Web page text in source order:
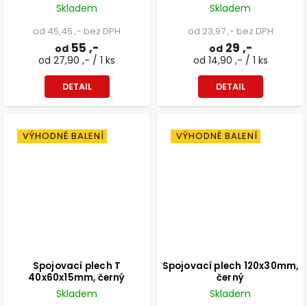
Skladem
od 45,45 ,- bez DPH
od 55 ,-
od 27,90 ,- / 1 ks
DETAIL
Skladem
od 23,97 ,- bez DPH
od29 ,-
od 14,90 ,- / 1 ks
DETAIL
VÝHODNÉ BALENÍ
Spojovací plech T
40x60x15mm, černý
Skladem
VÝHODNÉ BALENÍ
Spojovací plech 120x30mm,
černý
Skladem